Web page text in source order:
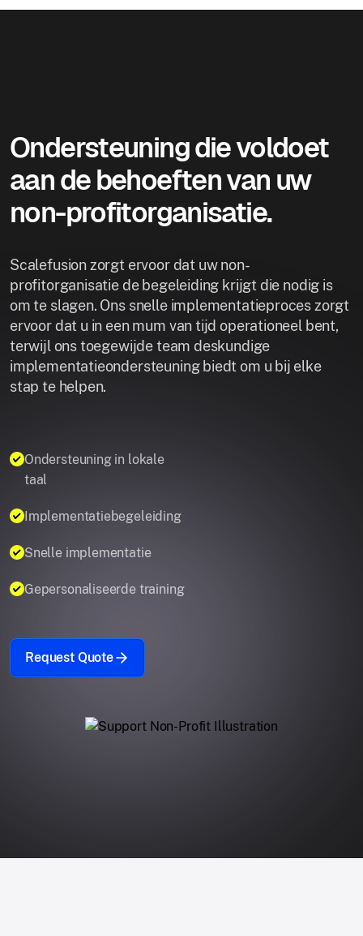
Ondersteuning die voldoet
aan de behoeften van uw
non-profitorganisatie.
Scalefusion zorgt ervoor dat uw non-
profitorganisatie de begeleiding krijgt die nodig is
om te slagen. Ons snelle implementatieproces zorgt
ervoor dat u in een mum van tijd operationeel bent,
terwijl ons toegewijde team deskundige
implementatieondersteuning biedt om u bij elke
stap te helpen.
Ondersteuning in lokale
taal
Implementatiebegeleiding
Snelle implementatie
Gepersonaliseerde training
Request Quote